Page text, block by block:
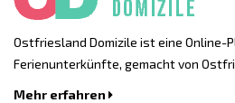
Ostfriesland Domizile ist eine Online-
Ferienunterkünfte, gemacht von
Mehr erfahren